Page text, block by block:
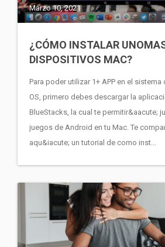
Marzo 10, 2021
¿CÓMO INSTALAR
DISPOSITIVOS MAC?
Para poder utilizar 1+ APP en el
OS, primero debes descargar la
BlueStacks, la cual te permitir&aacute;
juegos de Android en tu Mac. Te
aqu&iacute; un tutorial de como inst...